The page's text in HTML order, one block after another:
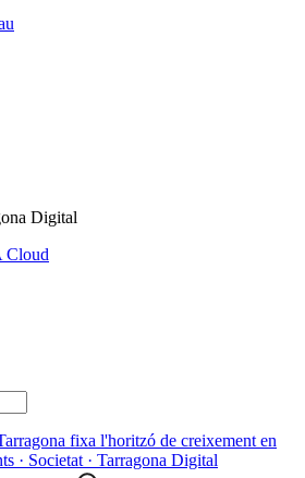
Digital
Cloud
fixa l'horitzó de creixement en
· Societat · Tarragona Digital